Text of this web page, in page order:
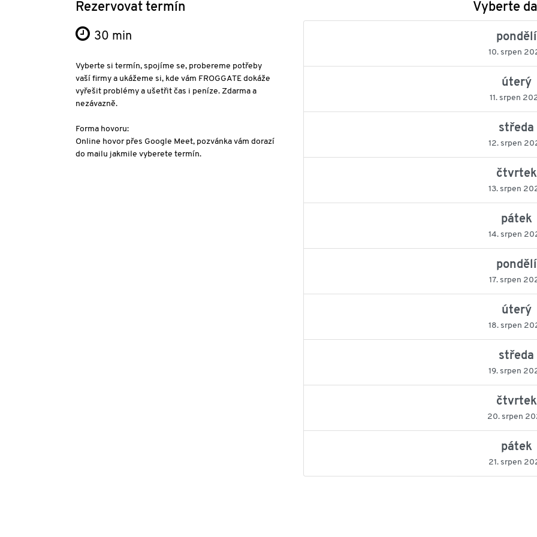
Rezervovat termín
30 min
Vyberte si termín, spojíme se, probereme potřeby
vaší firmy a ukážeme si, kde vám FROGGATE dokáže
vyřešit problémy a ušetřit čas i peníze. Zdarma a
nezávazně.
Forma hovoru:
Online hovor přes Google Meet, pozvánka vám dorazí
do mailu jakmile vyberete termín.
Vyberte
pondělí
10. srpen
úterý
11. srpen
středa
12. srpen
čtvrtek
13. srpen
pátek
14. srpen
pondělí
17. srpen
úterý
18. srpen
středa
19. srpen
čtvrtek
20. srpen
pátek
21. srpen